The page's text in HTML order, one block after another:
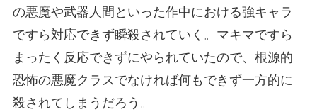
の悪魔や武器人間といった作中における強キャラ
ですら対応できず瞬殺されていく。マキマですら
まったく反応できずにやられていたので、根源的
恐怖の悪魔クラスでなければ何もできず一方的に
殺されてしまうだろう。